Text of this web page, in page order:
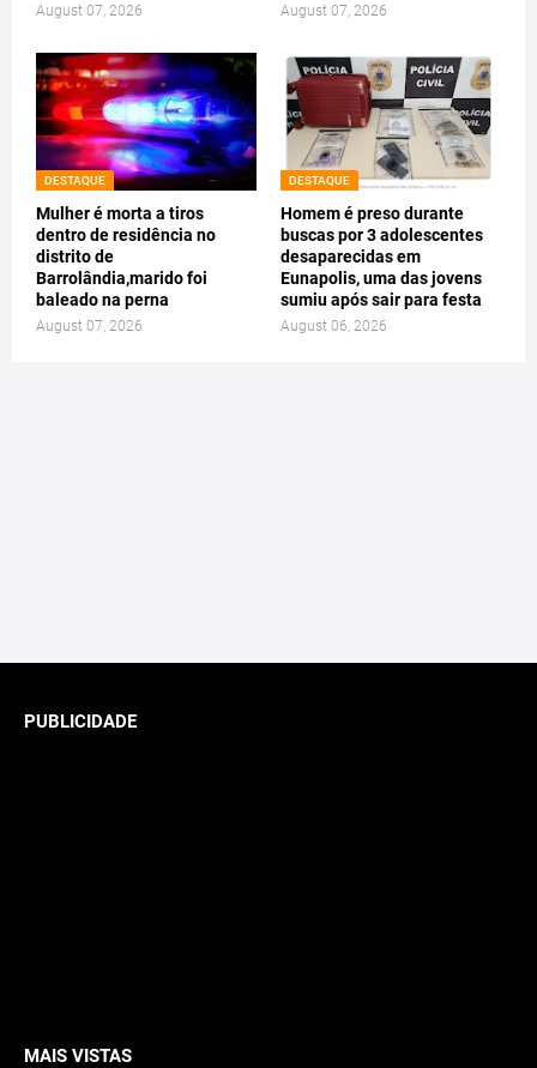
August 07, 2026 August 07, 2026
DESTAQUE
Mulher é morta a tiros
dentro de residência no
distrito de
Barrolândia,marido foi
baleado na perna
August 07, 2026
DESTAQUE
Homem é preso durante
buscas por 3 adolescentes
desaparecidas em
Eunapolis, uma das jovens
sumiu após sair para festa
August 06, 2026
PUBLICIDADE
MAIS VISTAS